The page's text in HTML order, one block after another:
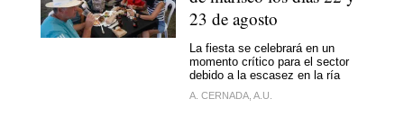
23 de agosto
La fiesta se celebrará en un
momento crítico para el sector
debido a la escasez en la ría
A. CERNADA, A.U.